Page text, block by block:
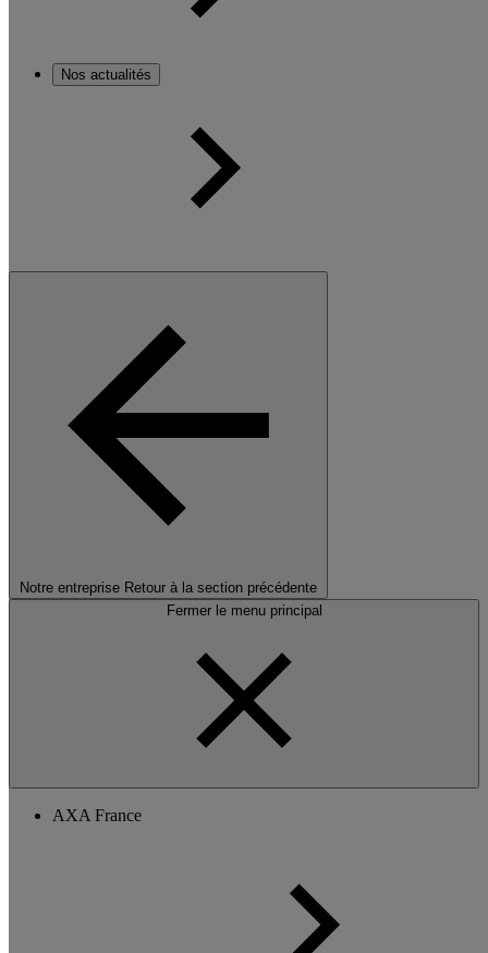
Nos actualités
Notre entreprise Retour à la section précédente
Fermer le menu principal
AXA France